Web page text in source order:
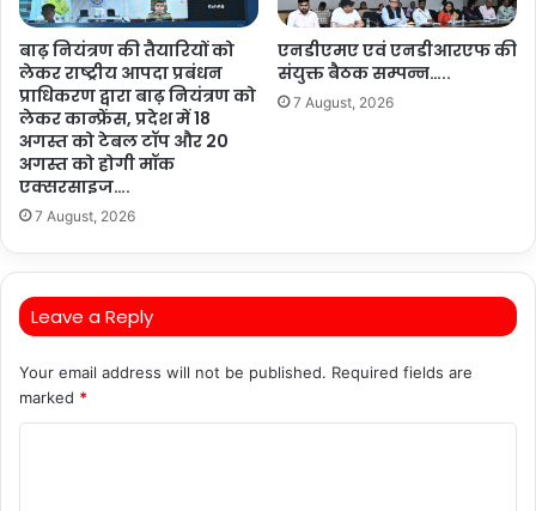
बाढ़ नियंत्रण की तैयारियों को
लेकर राष्ट्रीय आपदा प्रबंधन
प्राधिकरण द्वारा बाढ़ नियंत्रण को
लेकर कान्फ्रेंस, प्रदेश में 18
अगस्त को टेबल टॉप और 20
अगस्त को होगी मॉक
एक्सरसाइज….
7 August, 2026
एनडीएमए एवं एनडीआरएफ की
संयुक्त बैठक सम्पन्न…..
7 August, 2026
Leave a Reply
Your email address will not be published. Required fields are
marked *